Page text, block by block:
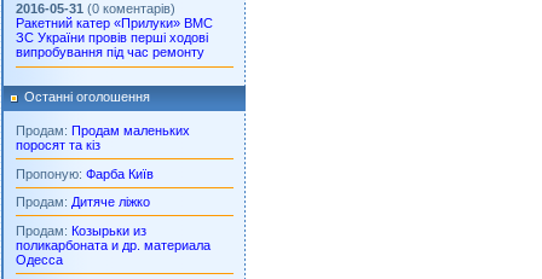
2016-05-31 (0 коментарів)
Ракетний катер «Прилуки» ВМС
ЗС України провів перші ходові
випробування під час ремонту
Останні оголошення
Продам: Продам маленьких
поросят та кіз
Пропоную: Фарба Київ
Продам: Дитяче ліжко
Продам: Козырьки из
поликарбоната и др. материала
Одесса